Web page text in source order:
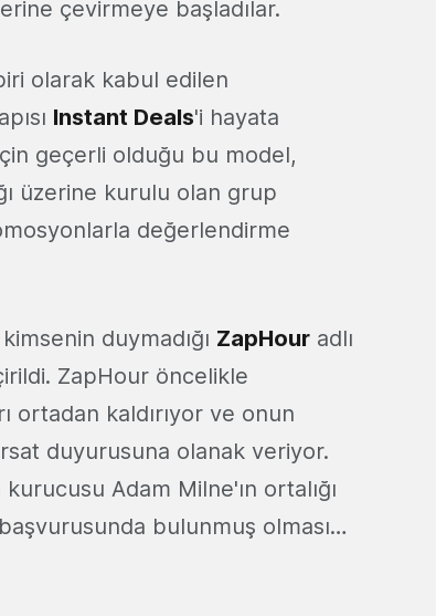
çevirmeye başladılar.
olarak kabul edilen
Instant Deals'i hayata
geçerli olduğu bu model,
üzerine kurulu olan grup
değerlendirme
duymadığı ZapHour adlı
ZapHour öncelikle
ortadan kaldırıyor ve onun
duyurusuna olanak veriyor.
Adam Milne'ın ortalığı
bulunmuş olması…